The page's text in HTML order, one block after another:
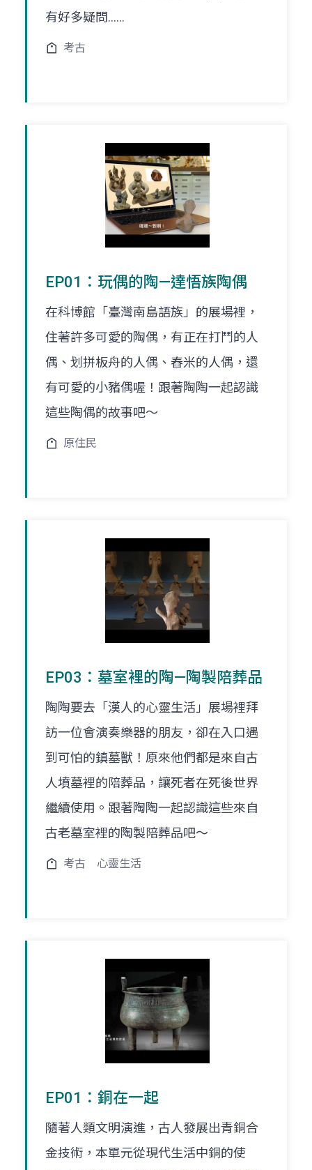
有好多疑問......
考古
EP01：玩偶的陶—達悟族陶偶
在科博館「臺灣南島語族」的展場裡，
住著許多可愛的陶偶，有正在打鬥的人
偶、划拼板舟的人偶、舂米的人偶，還
有可愛的小豬偶喔！跟著陶陶一起認識
這些陶偶的故事吧～
原住民
EP03：墓室裡的陶—陶製陪葬品
陶陶要去「漢人的心靈生活」展場裡拜
訪一位會演奏樂器的朋友，卻在入口遇
到可怕的鎮墓獸！原來他們都是來自古
人墳墓裡的陪葬品，讓死者在死後世界
繼續使用。跟著陶陶一起認識這些來自
古老墓室裡的陶製陪葬品吧～
考古 心靈生活
EP01：銅在一起
隨著人類文明演進，古人發展出青銅合
金技術，本單元從現代生活中銅的使